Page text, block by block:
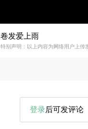
卷发爱上雨
特别声明：以上内容为网络用户上传
登录后可发评论